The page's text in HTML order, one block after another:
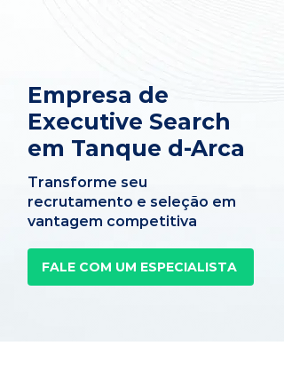
Empresa de
Executive Search
em Tanque d-Arca
Transforme seu
recrutamento e seleção em
vantagem competitiva
FALE COM UM ESPECIALISTA